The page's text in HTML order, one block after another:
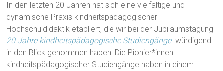
In den letzten 20 Jahren hat sich eine vielfältige und
dynamische Praxis kindheitspädagogischer
Hochschuldidaktik etabliert, die wir bei der Jubiläumstagung
20 Jahre kindheitspädagogische Studiengängewürdigend
in den Blick genommen haben. Die Pionier*innen
kindheitspädagogischer Studiengänge haben in einem